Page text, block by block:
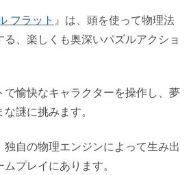
フラット 』は、頭を使って物理法
る、楽しくも奥深いパズルアクショ
で愉快なキャラクターを操作し、夢
謎に挑みます。
独自の物理エンジンによって生み出
プレイにあります。